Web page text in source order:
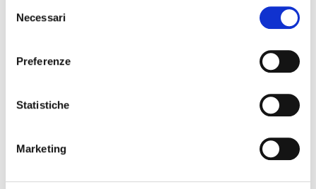
delNecessari
Preferenze
Statistiche
Marketing
SOUNDSATION